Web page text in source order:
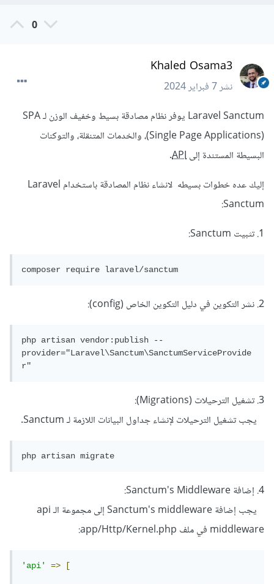
0
Khaled Osama3
نشر7 فبراير 2024
Laravel Sanctum يوفر نظام مصادقة بسيط وخفيف الوزن لـ SPA
(Single Page Applications)، والخدمات المتنقلة، والتوكنات
البسيطة المستندة إلىAPI
.
إليك عده خطوات بسيطه لانشاء نظام المصادقة باستخدام Laravel
Sanctum:
1. تثبيت Sanctum:
composer require laravel/sanctum
2. نشر التكوين في دليل التكوين الخاص (config):
php artisan vendor:publish --
provider="Laravel\Sanctum\SanctumServiceProvide
r"
3. تشغيل الترحيلات (Migrations):
يجب تشغيل الترحيلات لإنشاء جداول البيانات اللازمة لـ Sanctum.
php artisan migrate
4. إضافة Sanctum's Middleware:
يجب إضافة Sanctum's middleware إلى مجموعة الـ api
middleware في ملف app/Http/Kernel.php:
'api' => [